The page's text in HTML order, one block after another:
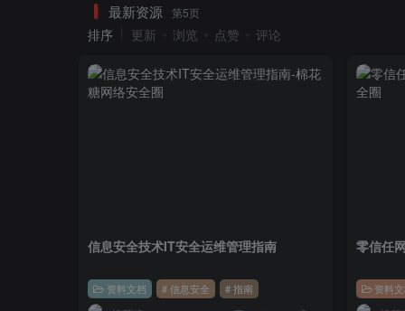
最新资源 第5页
排序 更新 浏览 点赞 评论
信息安全技术IT安全运维管理指南
资料文档 # 信息安全 # 指南
零信任
资料